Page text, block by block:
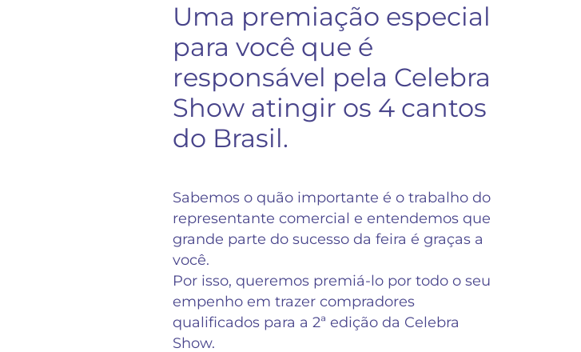
Uma premiação especial
para você que é
responsável pela Celebra
Show atingir os 4 cantos
do Brasil.
Sabemos o quão importante é o trabalho do
representante comercial e entendemos que
grande parte do sucesso da feira é graças a
você.
Por isso, queremos premiá-lo por todo o seu
empenho em trazer compradores
qualificados para a 2ª edição da Celebra
Show.